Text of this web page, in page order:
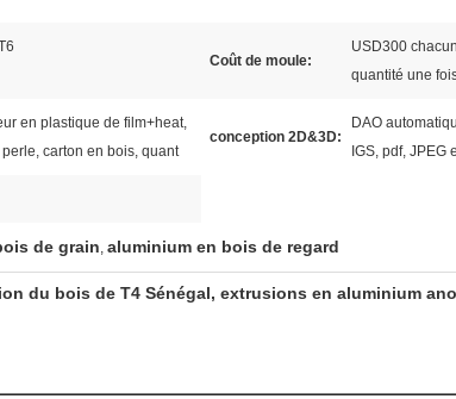
Coût de moule:
USD300
quantité une
en plastique de film+heat,
carton en bois, quant
conception 2D&3D:
DAO
IGS, pdf, JPEG
de grain, aluminium en bois de regard
du bois de T4 Sénégal, extrusions en aluminium